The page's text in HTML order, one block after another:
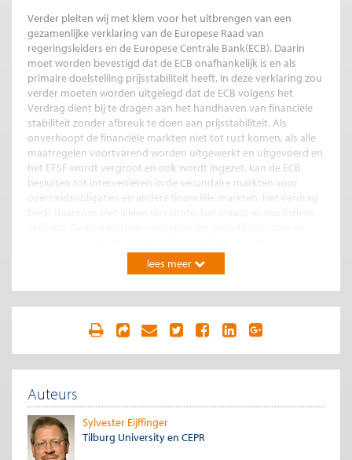
Verder pleiten wij met klem voor het uitbrengen van een
gezamenlijke verklaring van de Europese Raad van
regeringsleiders en de Europese Centrale Bank(ECB). Daarin
moet worden bevestigd dat de ECB onafhankelijk is en als
primaire doelstelling prijsstabiliteit heeft. In deze verklaring zou
verder moeten worden uitgelegd dat de ECB volgens het
Verdrag dient bij te dragen aan het handhaven van financiële
stabiliteit zonder afbreuk te doen aan prijsstabiliteit. Als
onverhoopt de financiële markten niet tot rust komen, als alle
maatregelen voortvarend worden uitgewerkt en uitgevoerd en
het EFSF wordt vergroot en ook wordt ingezet, kan de ECB
besluiten tot interveniëren in de secundaire markten voor
overheidsobligaties en andere financiële markten. Het Verdrag
prijsstabiliteit moet worden gewaarborgd. Dit verschaft de ECB
in de huidige omstandigheden potentieel zeer veel vuurkracht.
houdbare overheidsfinancien te zorgen en het
gezamenlijke verklaring van de Europese regeringsleiders en de
ECB zo snel mogelijk te nemen. Een dergelijke verklaring zou
door de eensgezindheid en de politieke wil die eruit spreekt om
de gezamenlijke munt, de euro ook gezamenlijk te verdedigen,
lees meer
Auteurs
Sylvester Eijffinger
Tilburg University en CEPR